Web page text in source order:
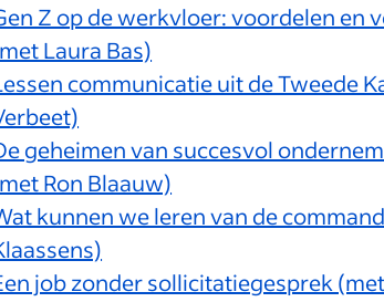
Z op de werkvloer: voordelen en
Laura Bas)
communicatie uit de Tweede
geheimen van succesvol
Ron Blaauw)
kunnen we leren van de
job zonder sollicitatiegesprek